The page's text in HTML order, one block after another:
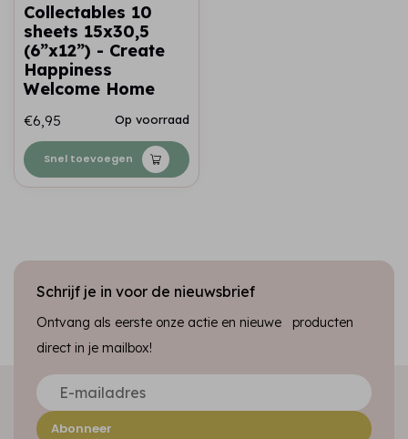
Collectables 10
sheets 15x30,5
(6”x12”) - Create
Happiness
Welcome Home
€6,95 Op voorraad
Snel toevoegen
Schrijf je in voor de nieuwsbrief
Ontvang als eerste onze actie en nieuwe producten
direct in je mailbox!
Abonneer